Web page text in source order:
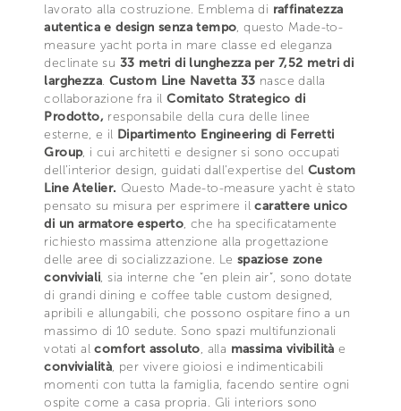
lavorato alla costruzione. Emblema di raffinatezza
autentica e design senza tempo, questo Made-to-
measure yacht porta in mare classe ed eleganza
declinate su 33 metri di lunghezza per 7,52 metri di
larghezza. Custom Line Navetta 33 nasce dalla
collaborazione fra ilComitato Strategico di
Prodotto, responsabile della cura delle linee
esterne, e il Dipartimento Engineering di Ferretti
Group, i cui architetti e designer si sono occupati
dell’interior design, guidati dall’expertise del Custom
Line Atelier. Questo Made-to-measure yacht è stato
pensato su misura per esprimere ilcarattere unico
di un armatore esperto, che ha specificatamente
richiesto massima attenzione alla progettazione
delle aree di socializzazione. Le spaziose zone
conviviali, sia interne che “en plein air”, sono dotate
di grandi dining e coffee table custom designed,
apribili e allungabili, che possono ospitare fino a un
massimo di 10 sedute. Sono spazi multifunzionali
votati alcomfort assoluto, alla massima vivibilità e
convivialità, per vivere gioiosi e indimenticabili
momenti con tutta la famiglia, facendo sentire ogni
ospite come a casa propria. Gli interiors sono